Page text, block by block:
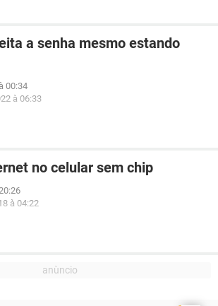
a senha mesmo estando
00:34
à 06:33
no celular sem chip
à 04:22